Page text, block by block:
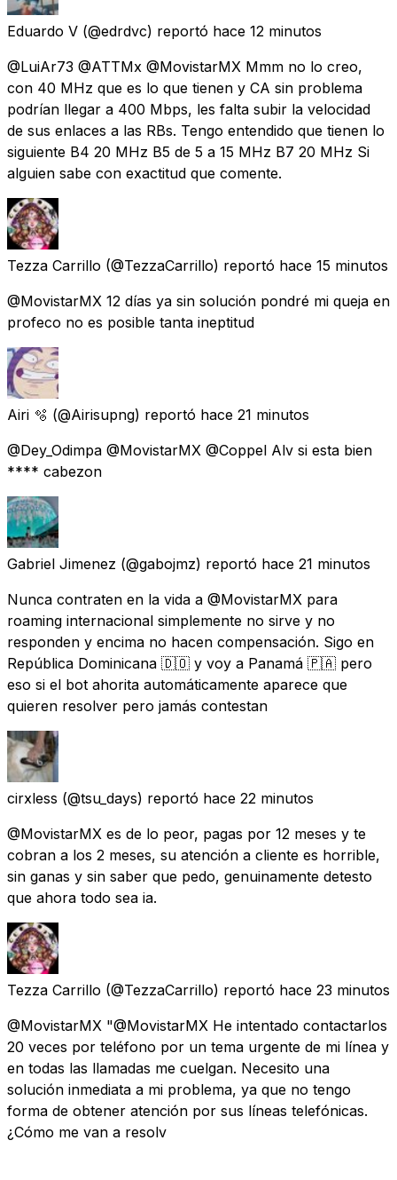
Eduardo V (@edrdvc) reportó hace 12 minutos
@LuiAr73 @ATTMx @MovistarMX Mmm no lo creo,
con 40 MHz que es lo que tienen y CA sin problema
podrían llegar a 400 Mbps, les falta subir la velocidad
de sus enlaces a las RBs. Tengo entendido que tienen lo
siguiente B4 20 MHz B5 de 5 a 15 MHz B7 20 MHz Si
alguien sabe con exactitud que comente.
Tezza Carrillo (@TezzaCarrillo) reportó hace 15 minutos
@MovistarMX 12 días ya sin solución pondré mi queja en
profeco no es posible tanta ineptitud
Airi 🫧 (@Airisupng) reportó hace 21 minutos
@Dey_Odimpa @MovistarMX @Coppel Alv si esta bien
**** cabezon
Gabriel Jimenez (@gabojmz) reportó hace 21 minutos
Nunca contraten en la vida a @MovistarMX para
roaming internacional simplemente no sirve y no
responden y encima no hacen compensación. Sigo en
República Dominicana 🇩🇴 y voy a Panamá 🇵🇦 pero
eso si el bot ahorita automáticamente aparece que
quieren resolver pero jamás contestan
cirxless (@tsu_days) reportó hace 22 minutos
@MovistarMX es de lo peor, pagas por 12 meses y te
cobran a los 2 meses, su atención a cliente es horrible,
sin ganas y sin saber que pedo, genuinamente detesto
que ahora todo sea ia.
Tezza Carrillo (@TezzaCarrillo) reportó hace 23 minutos
@MovistarMX "@MovistarMX He intentado contactarlos
20 veces por teléfono por un tema urgente de mi línea y
en todas las llamadas me cuelgan. Necesito una
solución inmediata a mi problema, ya que no tengo
forma de obtener atención por sus líneas telefónicas.
¿Cómo me van a resolv